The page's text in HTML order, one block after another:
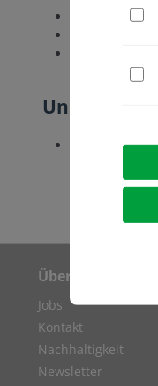
Unser Logo
Unser Logo
Über Biozym
Jobs
Kontakt
Nachhaltigkeit
Newsletter